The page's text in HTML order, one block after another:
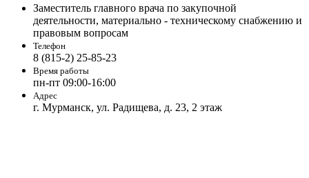
Заместитель главного врача по закупочной
деятельности, материально - техническому снабжению и
правовым вопросам
Телефон
8 (815-2) 25-85-23
Время работы
пн-пт 09:00-16:00
Адрес
г. Мурманск, ул. Радищева, д. 23, 2 этаж